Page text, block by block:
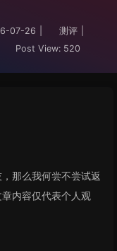
07-26 测评
Post View: 520
那么我何尝不尝试返
内容仅代表个人观